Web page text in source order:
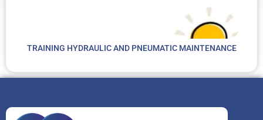
TRAINING HYDRAULIC AND PNEUMATIC MAINTENANCE